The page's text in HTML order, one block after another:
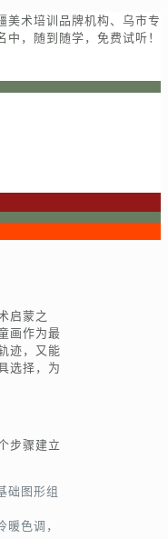
美术培训品牌机构、乌市专
，随到随学，免费试听！
启蒙之
画作为最
迹，又能
选择，为
步骤建立
础图形组
暖色调，